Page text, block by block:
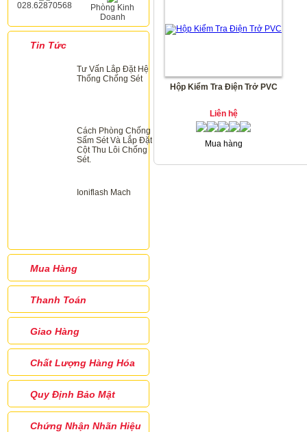
028.62870568
Phòng Kinh
Doanh
Tin Tức
Tư Vấn Lắp Đặt Hệ
Thống Chống Sét
Cách Phòng Chống
Sấm Sét Và Lắp Đặt
Cột Thu Lôi Chống
Sét.
Ioniflash Mach
Mua Hàng
Thanh Toán
Giao Hàng
Chất Lượng Hàng Hóa
Quy Định Bảo Mật
Chứng Nhận Nhãn Hiệu
Hộp Kiểm Tra Điện Trở PVC
Liên hệ
Mua hàng